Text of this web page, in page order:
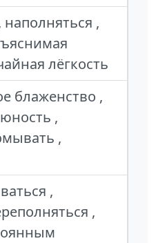
,
лёгкость
блаженство ,
,
,
,
,